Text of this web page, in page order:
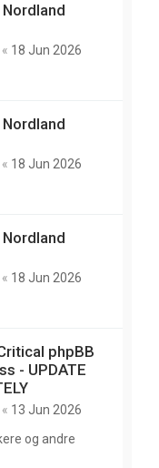
« 18 Jun 2026
« 18 Jun 2026
« 18 Jun 2026
phpBB
- UPDATE
« 13 Jun 2026
og andre